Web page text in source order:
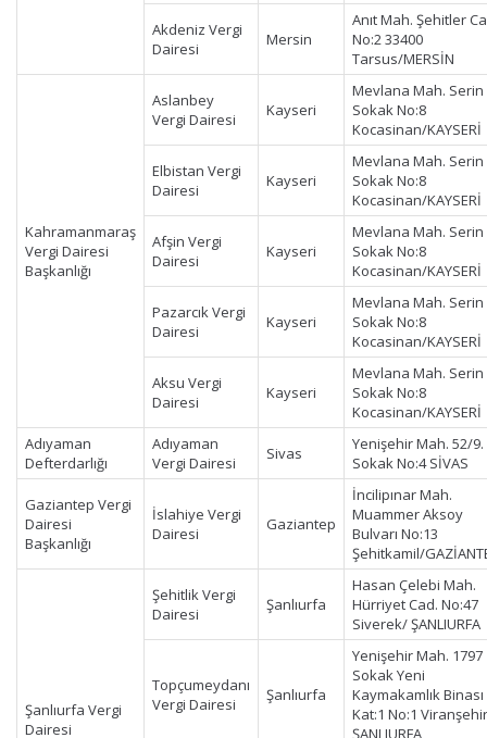
Akdeniz Vergi
Dairesi
Mersin
Anıt Mah. Şehitler
No:2 33400
Tarsus/MERSİN
Kahramanmaraş
Vergi Dairesi
Başkanlığı
Aslanbey
Vergi Dairesi
Kayseri
Mevlana Mah. Serin
Sokak No:8
Kocasinan/KAYSERİ
Elbistan Vergi
Dairesi
Kayseri
Mevlana Mah. Serin
Sokak No:8
Kocasinan/KAYSERİ
Afşin Vergi
Dairesi
Kayseri
Mevlana Mah. Serin
Sokak No:8
Kocasinan/KAYSERİ
Pazarcık Vergi
Dairesi
Kayseri
Mevlana Mah. Serin
Sokak No:8
Kocasinan/KAYSERİ
Aksu Vergi
Dairesi
Kayseri
Mevlana Mah. Serin
Sokak No:8
Kocasinan/KAYSERİ
Adıyaman
Defterdarlığı
Adıyaman
Vergi Dairesi
Sivas
Yenişehir Mah. 52/9.
Sokak No:4 SİVAS
Gaziantep Vergi
Dairesi
Başkanlığı
İslahiye Vergi
Dairesi
Gaziantep
İncilipınar Mah.
Muammer Aksoy
Bulvarı No:13
Şehitkamil/
Şanlıurfa Vergi
Dairesi
Şehitlik Vergi
Dairesi
Şanlıurfa
Hasan Çelebi Mah.
Hürriyet Cad. No:47
Siverek/ ŞANLIURFA
Topçumeydanı
Vergi Dairesi
Şanlıurfa
Yenişehir Mah. 1797
Sokak Yeni
Kaymakamlık Binası
Kat:1 No:1
ŞANLIURFA